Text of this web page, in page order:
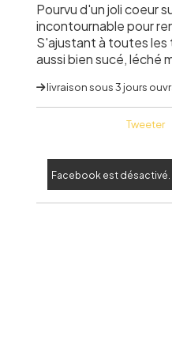
Pourvu d'un joli coeur
incontournable pour
S'ajustant à toutes les
aussi bien sucé, léché
livraison sous 3 jours
Tweeter
Facebook est désactivé.